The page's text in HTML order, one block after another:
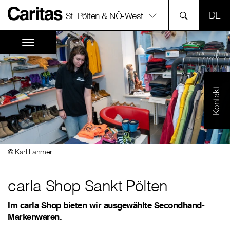
St. Pölten & NÖ-West
Kontakt
© Karl Lahmer
carla Shop Sankt Pölten
Im carla Shop bieten wir ausgewählte Secondhand-
Markenwaren.